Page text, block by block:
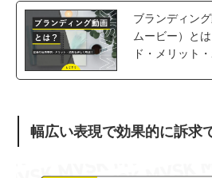
ブランディン
ムービー）と
ド・メリット
幅広い表現で効果的に訴求